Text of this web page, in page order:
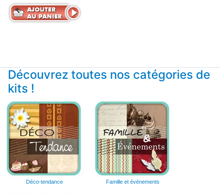
Découvrez toutes nos catégories de
kits !
Déco-tendance Famille et événements